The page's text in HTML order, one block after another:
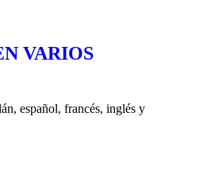
VARIOS
español, francés, inglés y